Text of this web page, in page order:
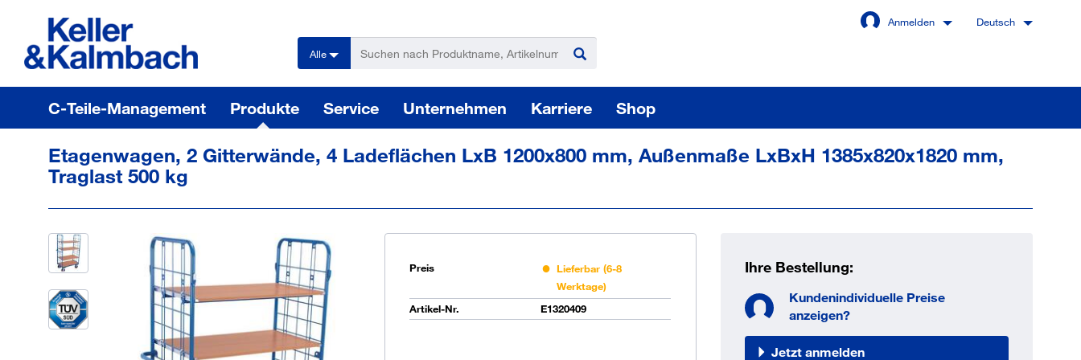
Anmelden
Passwort vergessen?
Sie sind noch kein Kunde
Deutsch
Alle
C-Teile-Management Produkte Service Unternehmen Karriere Shop
Etagenwagen, 2 Gitterwände, 4 Ladeflächen LxB 1200x800 mm, Außenmaße LxBxH 1385x820x1820 mm,
Traglast 500 kg
Preis
Lieferbar (6-8
Werktage)
Artikel-Nr.
E1320409
Ihre Bestellung:
Kundenindividuelle Preise
anzeigen?
Jetzt anmelden